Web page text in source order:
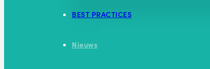
BEST PRACTICES
Nieuws